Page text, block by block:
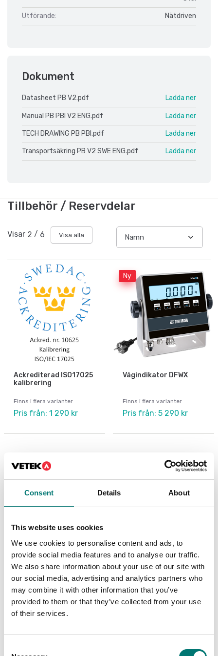
Consent Details About
This website uses cookies
We use cookies to personalise content and ads, to
provide social media features and to analyse our traffic.
We also share information about your use of our site with
our social media, advertising and analytics partners who
may combine it with other information that you’ve
provided to them or that they’ve collected from your use
of their services.
Utförande: Nätdriven
Dokument
Datasheet PB V2.pdf Ladda ner
Manual PB PBI V2 ENG.pdf Ladda ner
TECH DRAWING PB PBI.pdf Ladda ner
Transportsäkring PB V2 SWE ENG.pdf Ladda ner
Tillbehör / Reservdelar
Visar 2 / 6 Visa alla
Ackrediterad ISO17025
kalibrering
Finns i flera varianter
Pris från: 1 290 kr
Ny
Vågindikator DFWX
Finns i flera varianter
Pris från: 5 290 kr
Är tillbehör till
Visar5/10
Lastceller
lastcellssändare
Vågplattor
indikator DFWL på PB